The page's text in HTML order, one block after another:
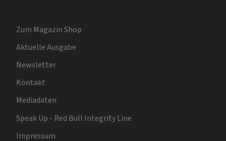
Zum Magazin Shop
Aktuelle Ausgabe
Newsletter
Kontakt
Mediadaten
Speak Up - Red Bull Integrity Line
Impressum